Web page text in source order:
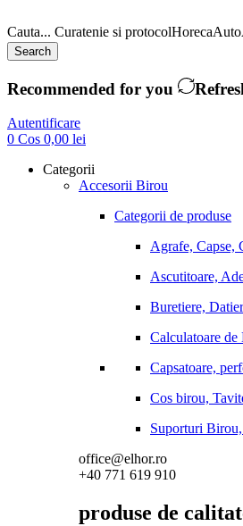
Cauta... Curatenie si protocolHorecaAuto
Search
Recommended for you
Autentificare
0 Cos 0,00 lei
Categorii
Accesorii Birou
Categorii de produse
Agrafe, Capse,
Ascutitoare,
Buretiere,
Calculatoare
Capsatoare,
Cos birou,
Suporturi
office@elhor.ro
+40 771 619 910
produse de